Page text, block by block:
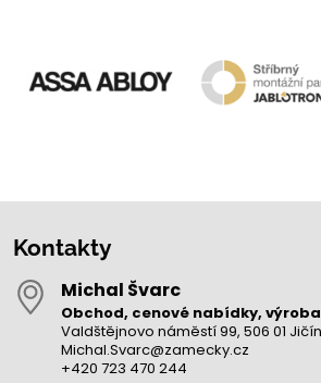
Kontakty
Michal Švarc
Obchod, cenové nabídky, výroba
Valdštějnovo náměstí 99, 506 01 Jičín
Michal.Svarc@zamecky.cz
+420 723 470 244